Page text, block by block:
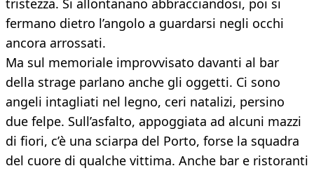
tristezza. Si allontanano abbracciandosi, poi si
fermano dietro l’angolo a guardarsi negli occhi
ancora arrossati.
Ma sul memoriale improvvisato davanti al bar
della strage parlano anche gli oggetti. Ci sono
angeli intagliati nel legno, ceri natalizi, persino
due felpe. Sull’asfalto, appoggiata ad alcuni mazzi
di fiori, c’è una sciarpa del Porto, forse la squadra
del cuore di qualche vittima. Anche bar e ristoranti